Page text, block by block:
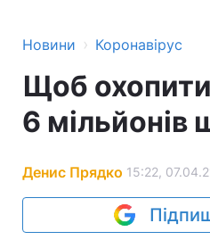
Новини › Коронавірус
Щоб
6 мільйонів
Денис Прядко 15:22,